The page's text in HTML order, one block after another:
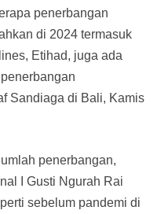
penerbangan
di 2024 termasuk
Etihad, juga ada
Sandiaga di Bali, Kamis
penerbangan,
I Gusti Ngurah Rai
sebelum pandemi di